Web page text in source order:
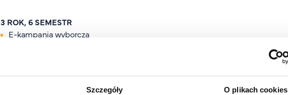
Szczegóły O plikach cookies
3 ROK, 6 SEMESTR
E-kampania wyborcza
E-marketing wyborczy / Media Relations i zadania rzecznika prasowego